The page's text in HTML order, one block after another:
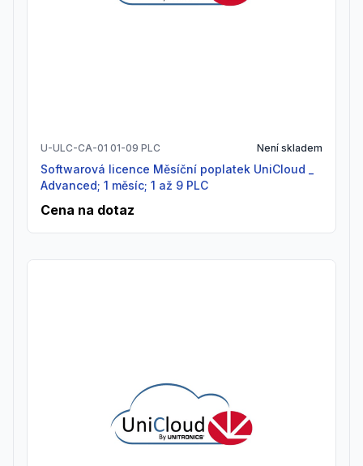
U-ULC-CA-01 01-09 PLC Není skladem
Softwarová licence Měsíční poplatek UniCloud _
Advanced; 1 měsíc; 1 až 9 PLC
Cena na dotaz